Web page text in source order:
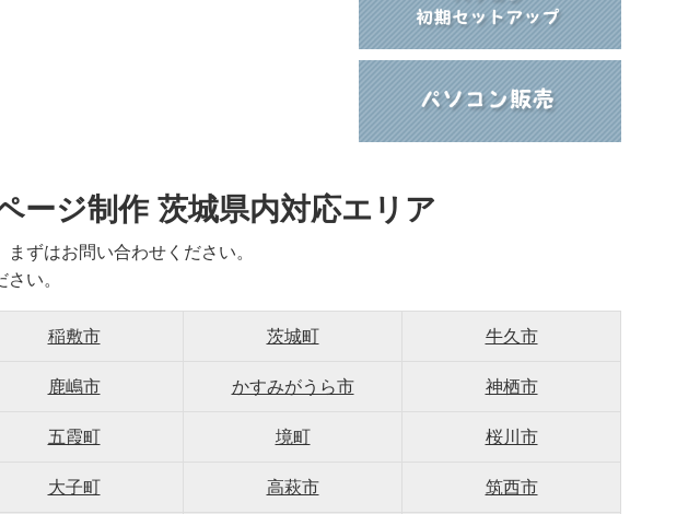
ージ制作 茨城県内対応エリア
ずはお問い合わせください。
い。
稲敷市 茨城町 牛久市
鹿嶋市 かすみがうら市 神栖市
五霞町 境町 桜川市
大子町 高萩市 筑西市